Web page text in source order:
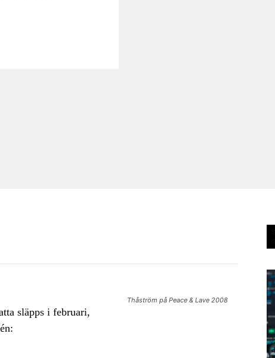
Thåström på Peace & Lave 2008
släpps i februari,